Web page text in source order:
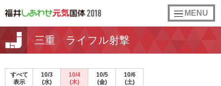
toggle
navigation
MENU
三重 ライフル射撃
すべて
表示
10/3
(水)
10/4
(木)
10/5
(金)
10/6
(土)